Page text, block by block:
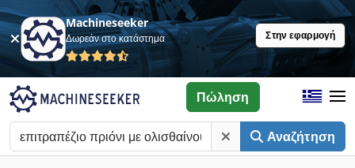
Machineseeker
Δωρεάν στο κατάστημα Στην εφαρμογή
Αναζήτηση
Πώληση